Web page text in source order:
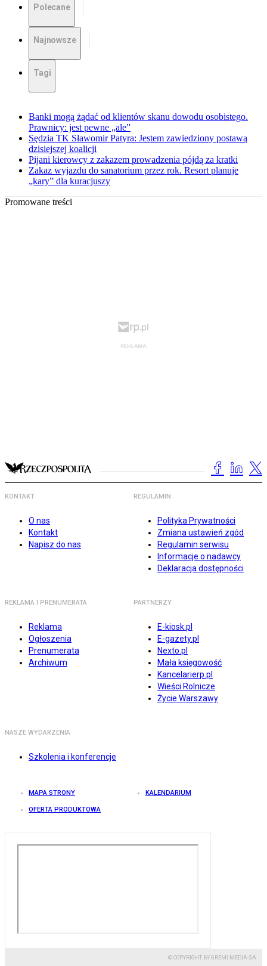
Polecane
Najnowsze
Tagi
Banki mogą żądać od klientów skanu dowodu osobistego.
Prawnicy: jest pewne „ale”
Sędzia TK Sławomir Patyra: Jestem zawiedziony postawą
dzisiejszej koalicji
Pijani kierowcy z zakazem prowadzenia pójdą za kratki
Zakaz wyjazdu do sanatorium przez rok. Resort planuje
„kary” dla kuracjuszy
Promowane treści
KONTAKT
O nas
Kontakt
Napisz do nas
REGULAMIN
Polityka Prywatności
Zmiana ustawień zgód
Regulamin serwisu
Informacje o nadawcy
Deklaracja dostępności
REKLAMA I PRENUMERATA
Reklama
Ogłoszenia
Prenumerata
Archiwum
PARTNERZY
E-kiosk.pl
E-gazety.pl
Nexto.pl
Mała księgowość
Kancelarierp.pl
Wieści Rolnicze
Życie Warszawy
NASZE WYDARZENIA
Szkolenia i konferencje
MAPA STRONY KALENDARIUM
OFERTA PRODUKTOWA
© COPYRIGHT BY GREMI MEDIA SA